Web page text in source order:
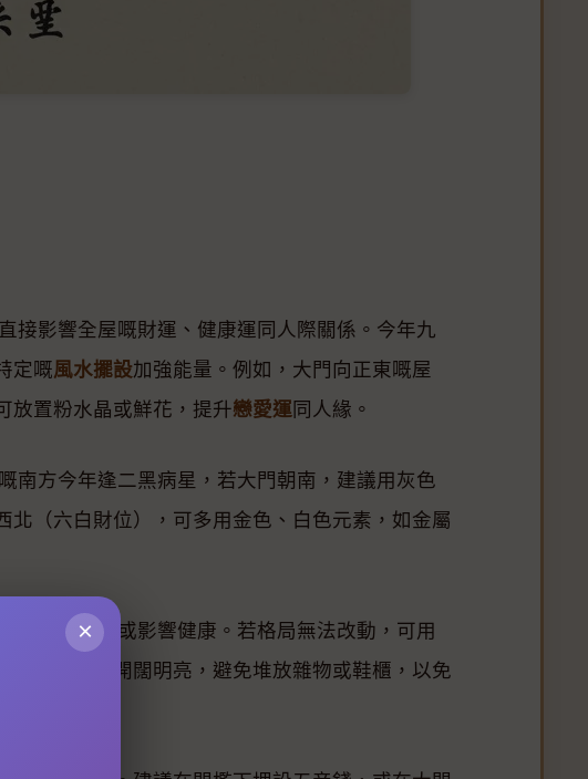
接影響全屋嘅財運、健康運同人際關係。今年九
定嘅風水擺設加強能量。例如，大門向正東嘅屋
放置粉水晶或鮮花，提升戀愛運 同人緣。
南方今年逢二黑病星，若大門朝南，建議用灰色
北（六白財位），可多用金色、白色元素，如金屬
否則易破財或影響健康。若格局無法改動，可用
間）宜保持開闊明亮，避免堆放雜物或鞋櫃，以免
×